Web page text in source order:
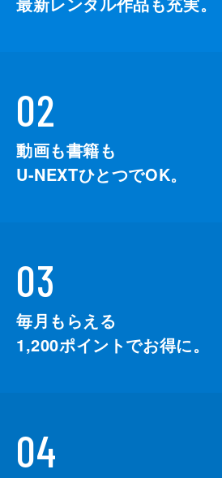
02
動画も書籍も
U-NEXTひとつでOK。
03
毎月もらえる
1,200ポイントでお得に。
04